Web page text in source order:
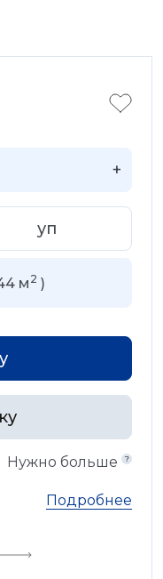
+
уп
м 2 )
Нужно больше
Подробнее